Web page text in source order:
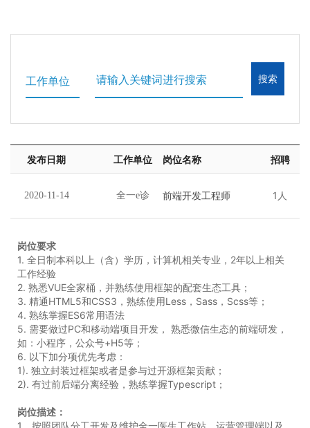
工作单位
发布日期 工作单位 岗位名称 招聘
2020-11-14 全一e诊 前端开发工程师 1人
岗位要求
1. 全日制本科以上（含）学历，计算机相关专业，2年以上相关
工作经验
2. 熟悉VUE全家桶，并熟练使用框架的配套生态工具；
3. 精通HTML5和CSS3，熟练使用Less，Sass，Scss等；
4. 熟练掌握ES6常用语法
5. 需要做过PC和移动端项目开发， 熟悉微信生态的前端研发，
如：小程序，公众号+H5等；
6. 以下加分项优先考虑：
1). 独立封装过框架或者是参与过开源框架贡献；
2). 有过前后端分离经验，熟练掌握Typescript；
岗位描述：
1、按照团队分工开发及维护全一医生工作站、运营管理端以及